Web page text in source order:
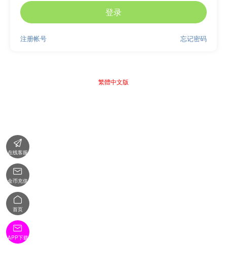
登录
忘记密码
注册帐号
繁體中文版

在线客服

金币充值

首页

APP下载